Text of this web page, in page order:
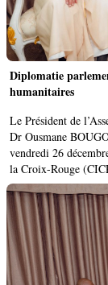
Diplomatie
humanitaires
Le Président de
Dr Ousmane
vendredi 26
la Croix-Rouge